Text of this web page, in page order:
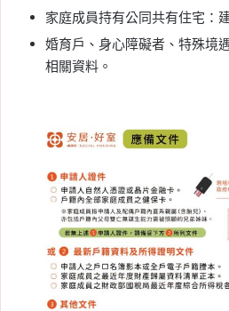
家庭成員持有公同共有住宅：
婚育戶、身心障礙者、特殊境
相關資料。